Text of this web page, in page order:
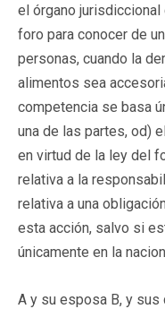
el órgano
foro para conocer de
personas, cuando la
alimentos sea
competencia se basa
una de las partes, od)
en virtud de la ley del
relativa a la
relativa a una
esta acción, salvo si
únicamente en la
A y su esposa B, y